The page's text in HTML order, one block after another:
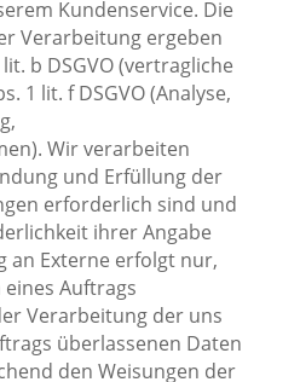
Kundenservice. Die
Verarbeitung ergeben
b DSGVO (vertragliche
1 lit. f DSGVO (Analyse,
Wir verarbeiten
und Erfüllung der
erforderlich sind und
ihrer Angabe
an Externe erfolgt nur,
Auftrags
Verarbeitung der uns
überlassenen Daten
den Weisungen der